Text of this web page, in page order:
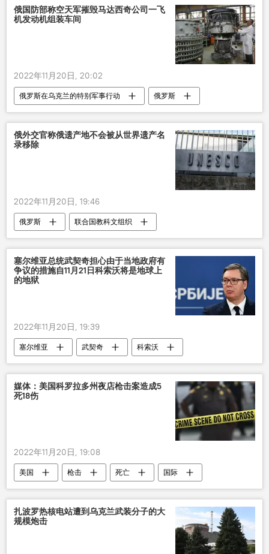
俄国防部称空天军摧毁马达西奇公司一飞
机发动机组装车间
2022年11月20日, 20:02
俄罗斯在乌克兰的特别军事行动
俄罗斯
乌克兰
军事
俄外交官称俄遗产地不会被从世界遗产名
录移除
2022年11月20日, 19:46
俄罗斯 联合国教科文组织
塞尔维亚总统武契奇担心由于当地政府有
争议的措施自11月21日科索沃将是地球上
的地狱
2022年11月20日, 19:39
塞尔维亚 武契奇
科索沃
紧急状态
国际
媒体：美国科罗拉多州夜店枪击案造成5
死18伤
2022年11月20日, 19:08
美国 枪击 死亡 国际
扎波罗热核电站遭到乌克兰武装分子的大
规模炮击